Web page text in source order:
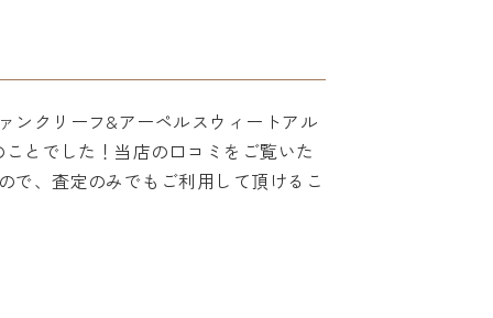
ンクリーフ&アーペルスウィートアル
とでした！当店の口コミをご覧いた
で、査定のみでもご利用して頂けるこ